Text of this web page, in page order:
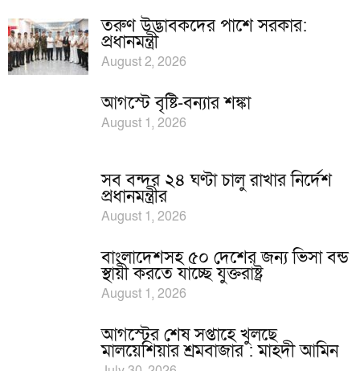
তরুণ উদ্ভাবকদের পাশে সরকার:
প্রধানমন্ত্রী
August 2, 2026
আগস্টে বৃষ্টি-বন্যার শঙ্কা
August 1, 2026
সব বন্দর ২৪ ঘণ্টা চালু রাখার নির্দেশ
প্রধানমন্ত্রীর
August 1, 2026
বাংলাদেশসহ ৫০ দেশের জন্য ভিসা বন্ড
স্থায়ী করতে যাচ্ছে যুক্তরাষ্ট্র
August 1, 2026
আগস্টের শেষ সপ্তাহে খুলছে
মালয়েশিয়ার শ্রমবাজার : মাহদী আমিন